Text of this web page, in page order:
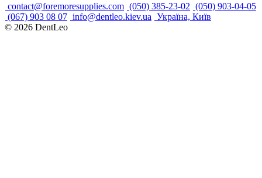
contact@foremoresupplies.com (050) 385-23-02 (050) 903-04-05
(067) 903 08 07 info@dentleo.kiev.ua Україна, Київ
© 2026 DentLeo